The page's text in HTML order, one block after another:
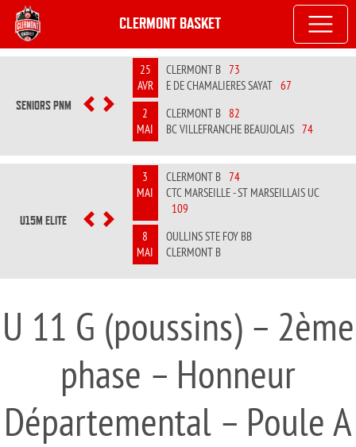
CLERMONT BASKET
SENIORS PNM PREVIOUS
NEXT
25
AVR
CLERMONT B 73
E DE CHAMALIERES SAYAT 67
2
MAI
CLERMONT B 82
BC VILLEFRANCHE BEAUJOLAIS 74
U15M ELITE PREVIOUS
NEXT
3
MAI
CLERMONT B 74
CTC MARSEILLE - ST MARSEILLAIS UC
109
8
MAI
OULLINS STE FOY BB
CLERMONT B
U 11 G (poussins) – 2ème
phase – Honneur
Départemental – Poule A